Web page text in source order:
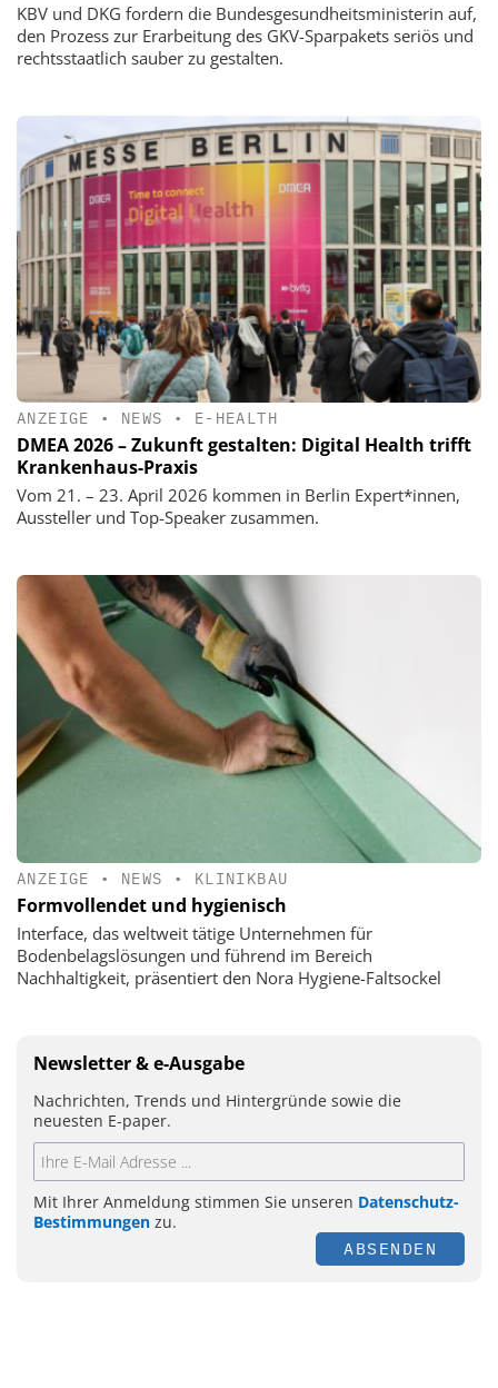
KBV und DKG fordern die Bundesgesundheitsministerin auf,
den Prozess zur Erarbeitung des GKV-Sparpakets seriös und
rechtsstaatlich sauber zu gestalten.
ANZEIGE • NEWS • E-HEALTH
DMEA 2026 – Zukunft gestalten: Digital Health trifft
Krankenhaus-Praxis
Vom 21. – 23. April 2026 kommen in Berlin Expert*innen,
Aussteller und Top-Speaker zusammen.
ANZEIGE • NEWS • KLINIKBAU
Formvollendet und hygienisch
Interface, das weltweit tätige Unternehmen für
Bodenbelagslösungen und führend im Bereich
Nachhaltigkeit, präsentiert den Nora Hygiene-Faltsockel
Newsletter & e-Ausgabe
Nachrichten, Trends und Hintergründe sowie die
neuesten E-paper.
Mit Ihrer Anmeldung stimmen Sie unseren Datenschutz-
Bestimmungen zu.
ABSENDEN